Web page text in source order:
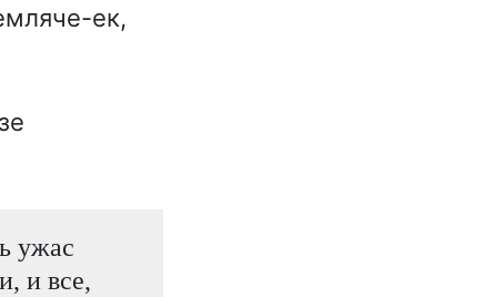
ек,
ужас
и все,